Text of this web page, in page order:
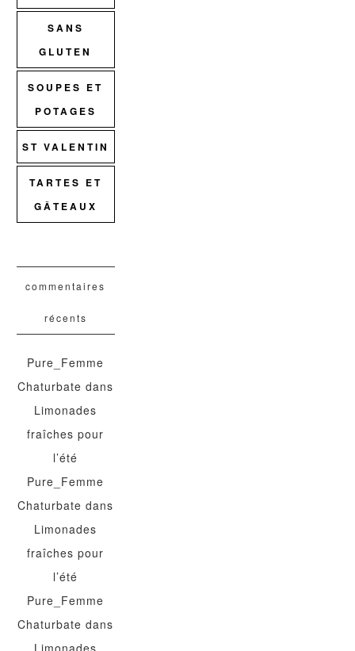
SANS
GLUTEN
SOUPES ET
POTAGES
ST VALENTIN
TARTES ET
GÂTEAUX
commentaires
récents
Pure_Femme
Chaturbate dans
Limonades
fraîches pour
l’été
Pure_Femme
Chaturbate dans
Limonades
fraîches pour
l’été
Pure_Femme
Chaturbate dans
Limonades